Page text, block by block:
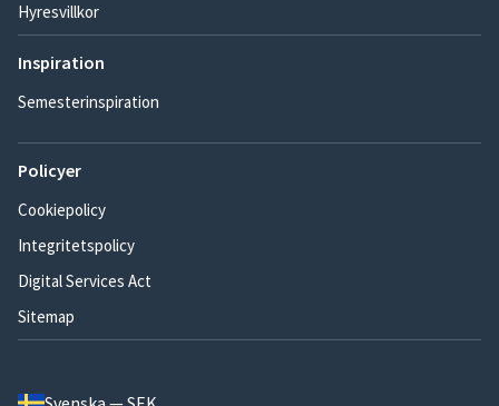
Hyresvillkor
Inspiration
Semesterinspiration
Policyer
Cookiepolicy
Integritetspolicy
Digital Services Act
Sitemap